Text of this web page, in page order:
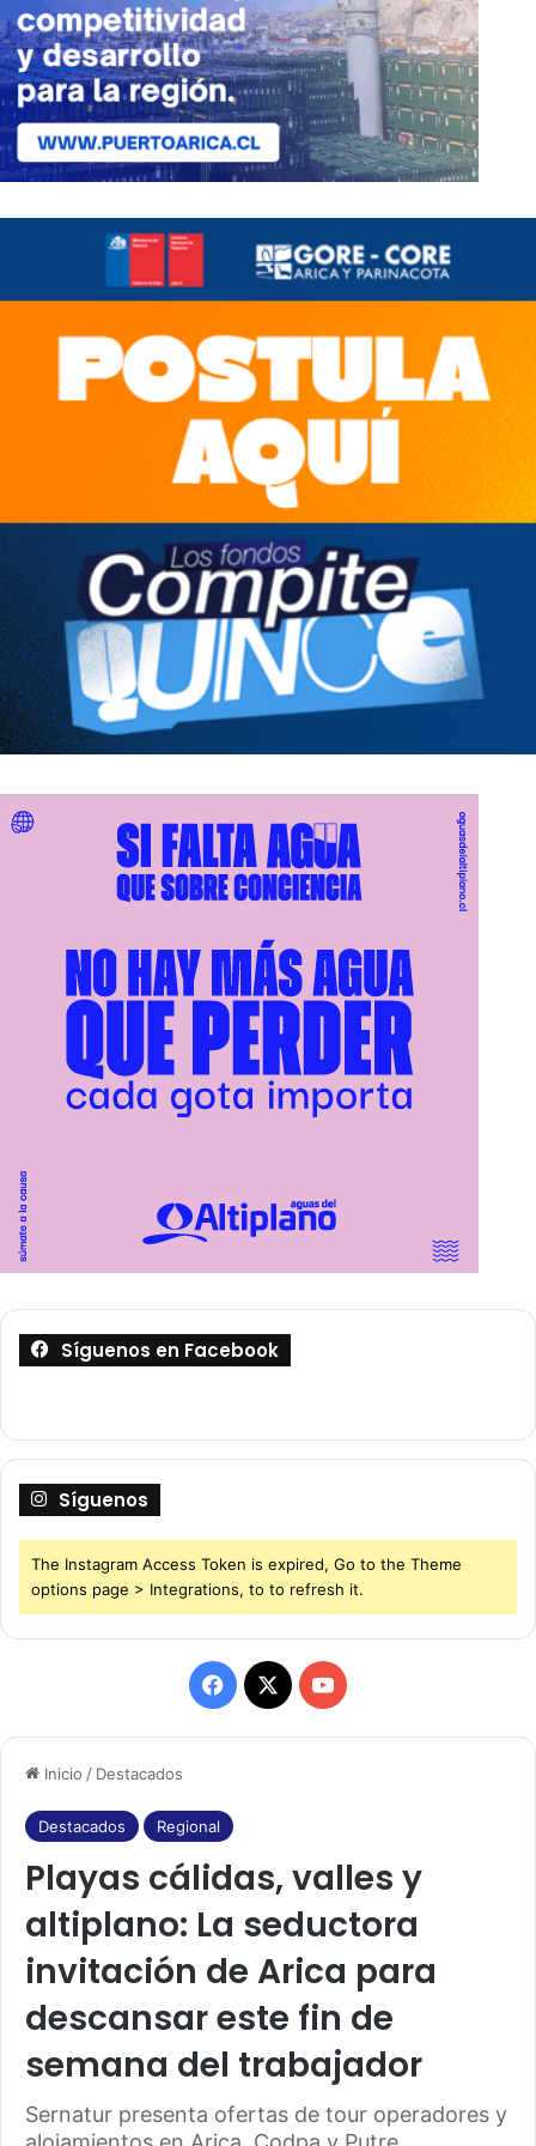
Inicio / Destacados
Destacados Regional
Playas cálidas, valles y
altiplano: La seductora
invitación de Arica para
descansar este fin de
semana del trabajador
Sernatur presenta ofertas de tour operadores y
Síguenos en Facebook
Síguenos
The Instagram Access Token is expired, Go to the Theme
options page > Integrations, to to refresh it.
F
a
e
b
o
o
k
X
Y
o
b
e